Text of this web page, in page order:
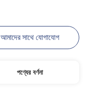
আমাদের সাথে যোগাযোগ
পণ্যের বর্ণনা